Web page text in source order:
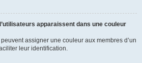
apparaissent dans une couleur
assigner une couleur aux membres d’un
leur identification.